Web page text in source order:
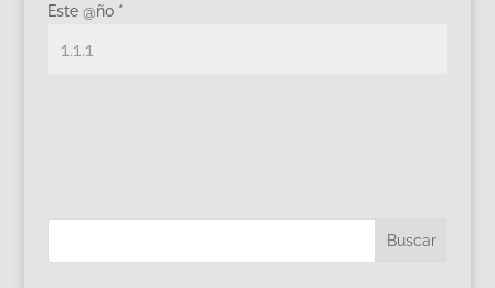
Este @ño *